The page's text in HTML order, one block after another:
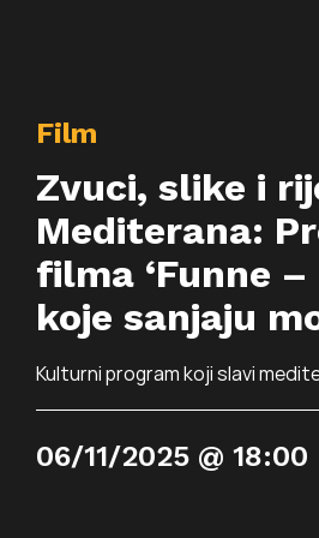
Film
Zvuci, slike i
Mediterana:
filma ‘Funne –
koje sanjaju
Kulturni program koji slavi
06/11/2025 @ 18:00